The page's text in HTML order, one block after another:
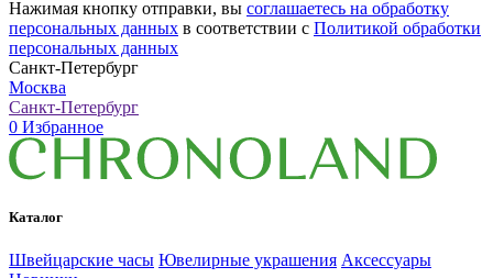
Нажимая кнопку отправки, вы соглашаетесь на обработку
персональных данных в соответствии с Политикой обработки
персональных данных
Санкт-Петербург
Москва
Санкт-Петербург
0 Избранное
Каталог
Швейцарские часы Ювелирные украшения Аксессуары